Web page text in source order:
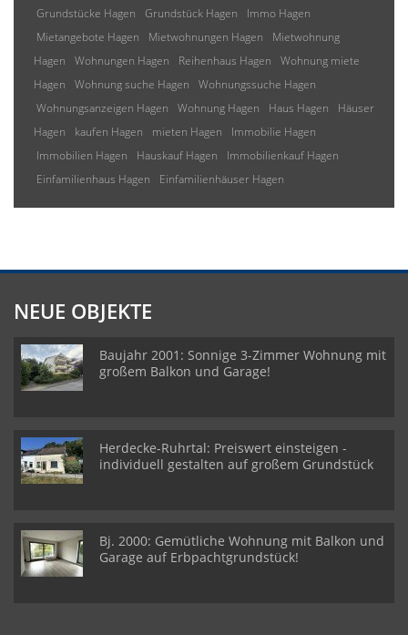
Grundstücke Hagen
Grundstück Hagen
Immo Hagen
Mietangebote Hagen
Mietwohnungen Hagen
Mietwohnung
Hagen
Wohnungen Hagen Reihenhaus Hagen
Wohnung miete
Hagen
Wohnung suche Hagen
Wohnungssuche Hagen
Wohnungsanzeigen Hagen
Wohnung Hagen Haus Hagen
Häuser
Hagen
kaufen Hagen mieten Hagen
Immobilie Hagen
Immobilien Hagen
Hauskauf Hagen
Immobilienkauf Hagen
Einfamilienhaus Hagen
Einfamilienhäuser Hagen
NEUE OBJEKTE
Baujahr 2001: Sonnige 3-Zimmer Wohnung mit
großem Balkon und Garage!
Herdecke-Ruhrtal: Preiswert einsteigen -
individuell gestalten auf großem Grundstück
Bj. 2000: Gemütliche Wohnung mit Balkon und
Garage auf Erbpachtgrundstück!